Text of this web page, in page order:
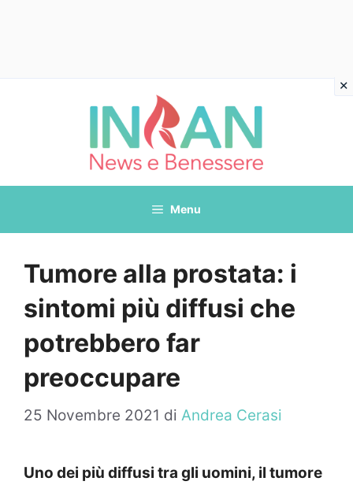
Menu
Tumore alla prostata: i
sintomi più diffusi che
potrebbero far
preoccupare
25 Novembre 2021 di Andrea Cerasi
Uno dei più diffusi tra gli uomini, il tumore